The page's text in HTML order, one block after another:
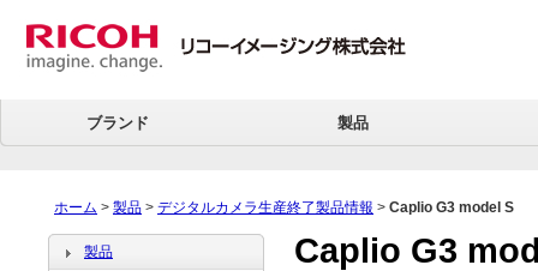
ブランド 製品
ホーム > 製品 > デジタルカメラ生産終了製品情報 > Caplio G3 model S
Caplio G3
製品